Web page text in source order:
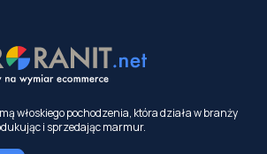
włoskiego pochodzenia, która działa w branży
i sprzedając marmur.